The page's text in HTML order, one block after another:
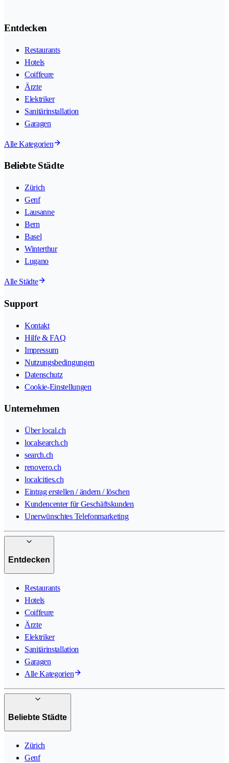
Entdecken
Restaurants
Hotels
Coiffeure
Ärzte
Elektriker
Sanitärinstallation
Garagen
Alle Kategorien
Beliebte Städte
Zürich
Genf
Lausanne
Bern
Basel
Winterthur
Lugano
Alle Städte
Support
Kontakt
Hilfe & FAQ
Impressum
Nutzungsbedingungen
Datenschutz
Cookie-Einstellungen
Unternehmen
Über local.ch
localsearch.ch
search.ch
renovero.ch
localcities.ch
Eintrag erstellen / ändern / löschen
Kundencenter für Geschäftskunden
Unerwünschtes Telefonmarketing
Entdecken
Restaurants
Hotels
Coiffeure
Ärzte
Elektriker
Sanitärinstallation
Garagen
Alle Kategorien
Beliebte Städte
Zürich
Genf